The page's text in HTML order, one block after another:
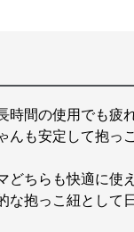
間の使用でも疲
んも安定して抱っ
ちらも快適に使
抱っこ紐として